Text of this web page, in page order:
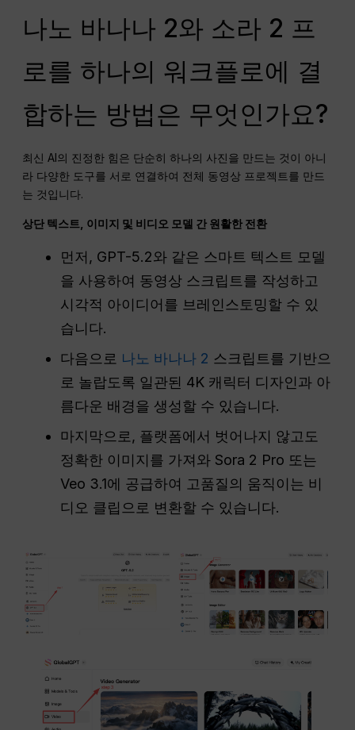
나노 바나나 2와 소라 2 프
로를 하나의 워크플로에 결
합하는 방법은 무엇인가요?
최신 AI의 진정한 힘은 단순히 하나의 사진을 만드는 것이 아니
라 다양한 도구를 서로 연결하여 전체 동영상 프로젝트를 만드
는 것입니다.
상단 텍스트, 이미지 및 비디오 모델 간 원활한 전환
먼저, GPT-5.2와 같은 스마트 텍스트 모델
을 사용하여 동영상 스크립트를 작성하고
시각적 아이디어를 브레인스토밍할 수 있
습니다.
다음으로 나노 바나나 2 스크립트를 기반으
로 놀랍도록 일관된 4K 캐릭터 디자인과 아
름다운 배경을 생성할 수 있습니다.
마지막으로, 플랫폼에서 벗어나지 않고도
정확한 이미지를 가져와 Sora 2 Pro 또는
Veo 3.1에 공급하여 고품질의 움직이는 비
디오 클립으로 변환할 수 있습니다.